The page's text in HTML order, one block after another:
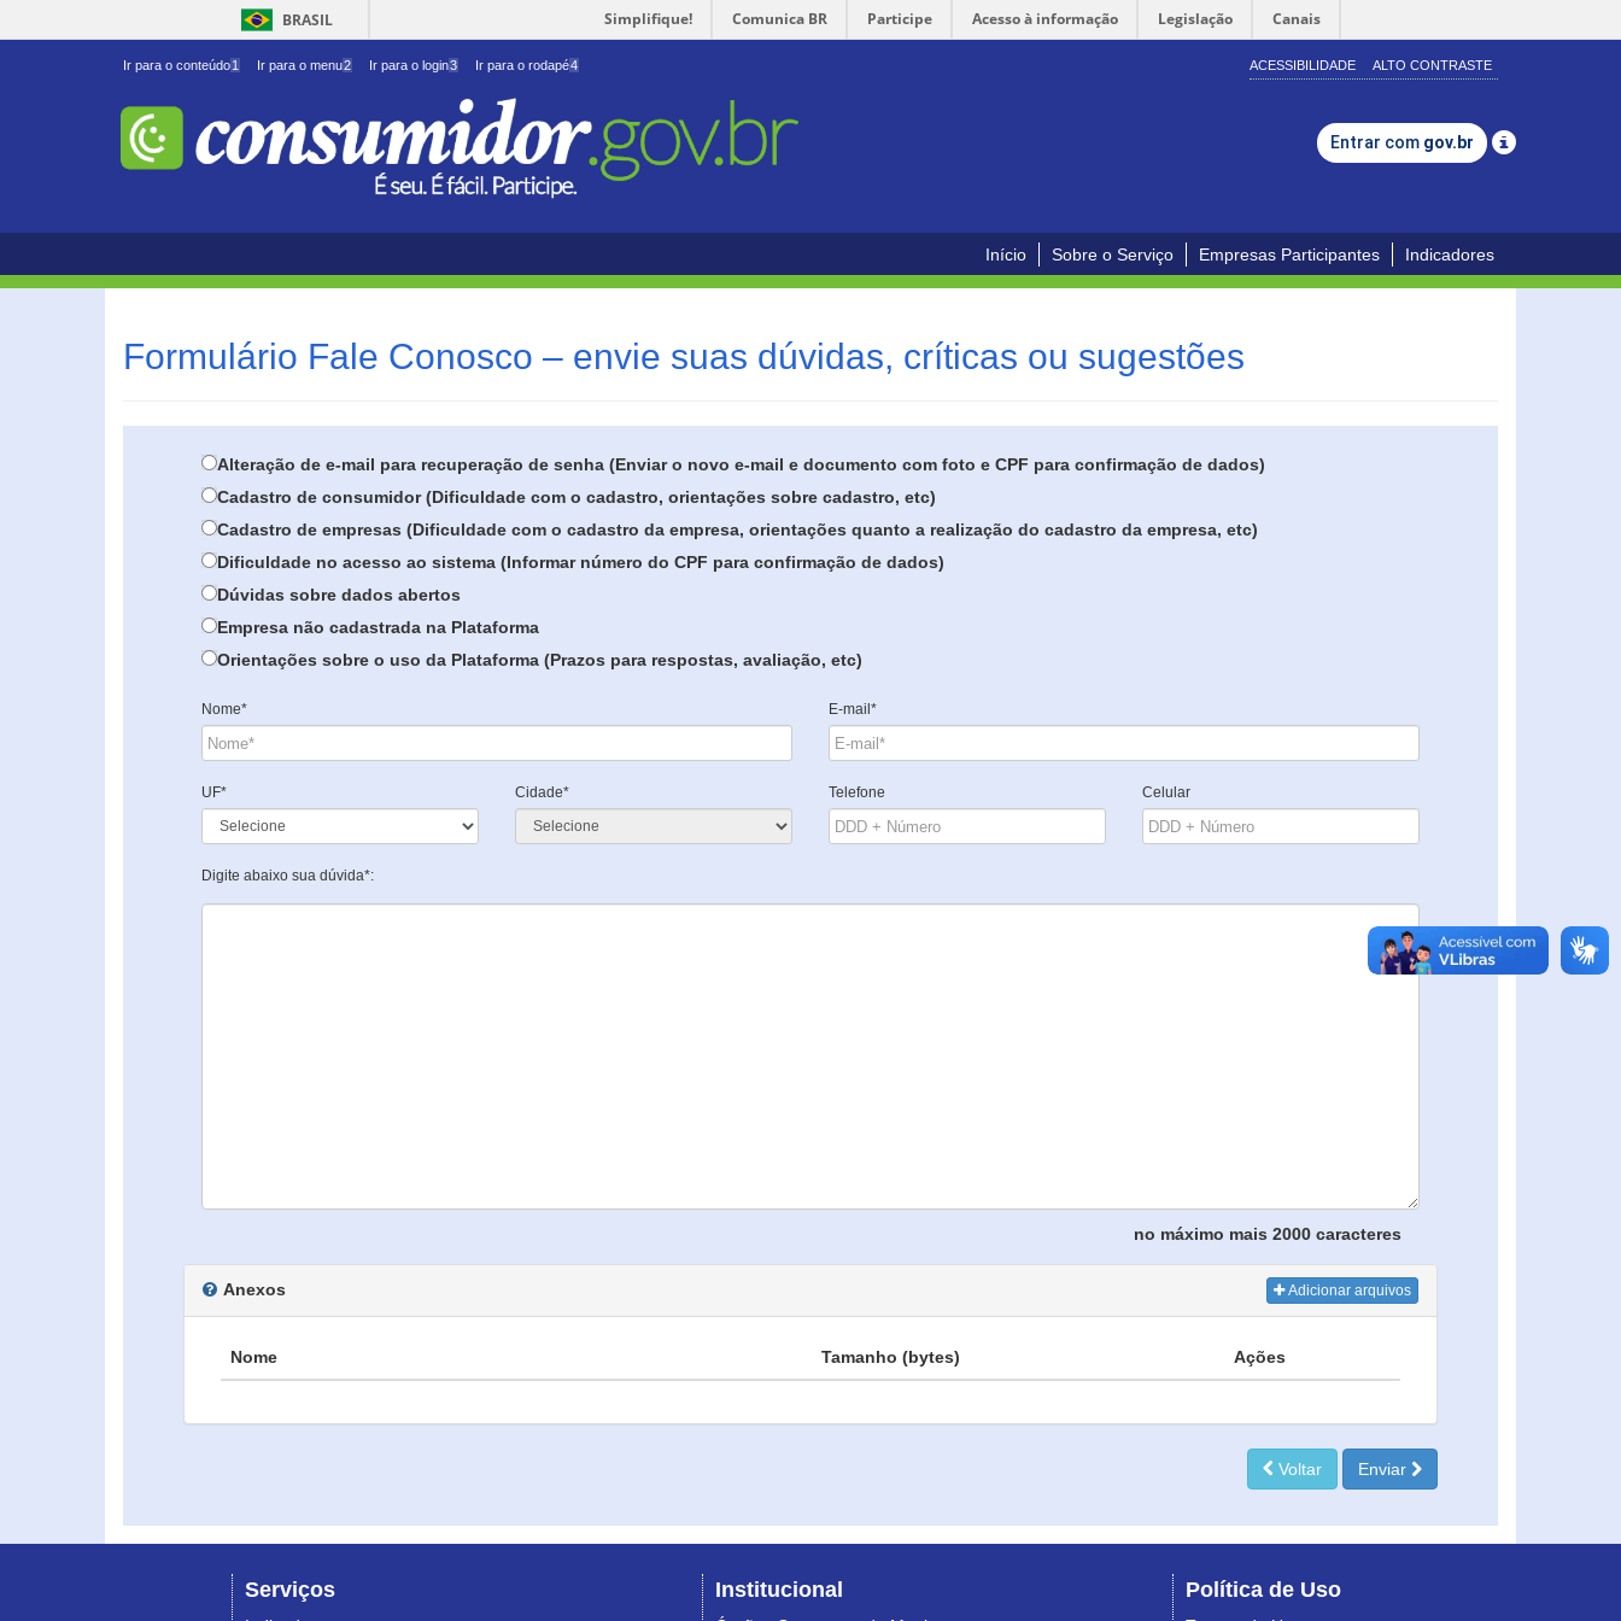
BRASIL Simplifique! Comunica BR Participe Acesso à informação Legislação Canais
Ir para o conteúdo1 Ir para o menu2 Ir para o login3 Ir para o rodapé4 ACESSIBILIDADE ALTO CONTRASTE
Entrar com gov.br
Início Sobre o Serviço Empresas Participantes Indicadores
Formulário Fale Conosco – envie suas dúvidas, críticas ou sugestões
Alteração de e-mail para recuperação de senha (Enviar o novo e-mail e documento com foto e CPF para confirmação de dados)
Cadastro de consumidor (Dificuldade com o cadastro, orientações sobre cadastro, etc)
Cadastro de empresas (Dificuldade com o cadastro da empresa, orientações quanto a realização do cadastro da empresa, etc)
Dificuldade no acesso ao sistema (Informar número do CPF para confirmação de dados)
Dúvidas sobre dados abertos
Empresa não cadastrada na Plataforma
Orientações sobre o uso da Plataforma (Prazos para respostas, avaliação, etc)
Nome* E-mail*
UF* Cidade* Telefone Celular
Digite abaixo sua dúvida*:
no máximo mais 2000 caracteres
Anexos Adicionar arquivos
Nome Tamanho (bytes) Ações
Voltar Enviar
Serviços Institucional Política de Uso